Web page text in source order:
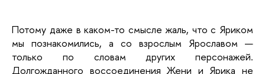
Потому даже в каком-то смысле жаль, что с Яриком
мы познакомились, а со взрослым Ярославом —
только по словам других персонажей.
Долгожданного воссоединения Жени и Ярика не